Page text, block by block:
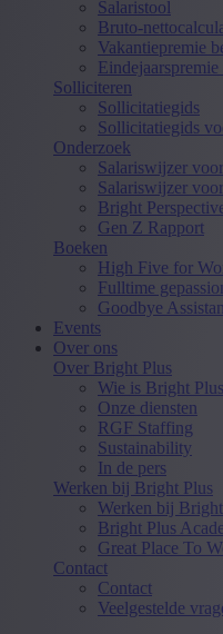
Salaristool
Bruto-
Vakantiepremie
Eindejaarspremie
Solliciteren
Sollicitatiegids
Sollicitatiegids
Onderzoek
Salariswijzer
Salariswijzer
Bright
Gen Z Rapport
Boeken
High Five for
Fulltime
Goodbye
Events
Over ons
Over Bright Plus
Wie is Bright
Onze diensten
RGF Staffing
Sustainability
In de pers
Werken bij Bright Plus
Werken bij
Bright Plus
Great Place To
Contact
Contact
Veelgestelde